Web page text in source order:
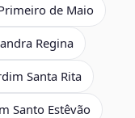
de Maio
Regina
Santa Rita
Santo Estêvão